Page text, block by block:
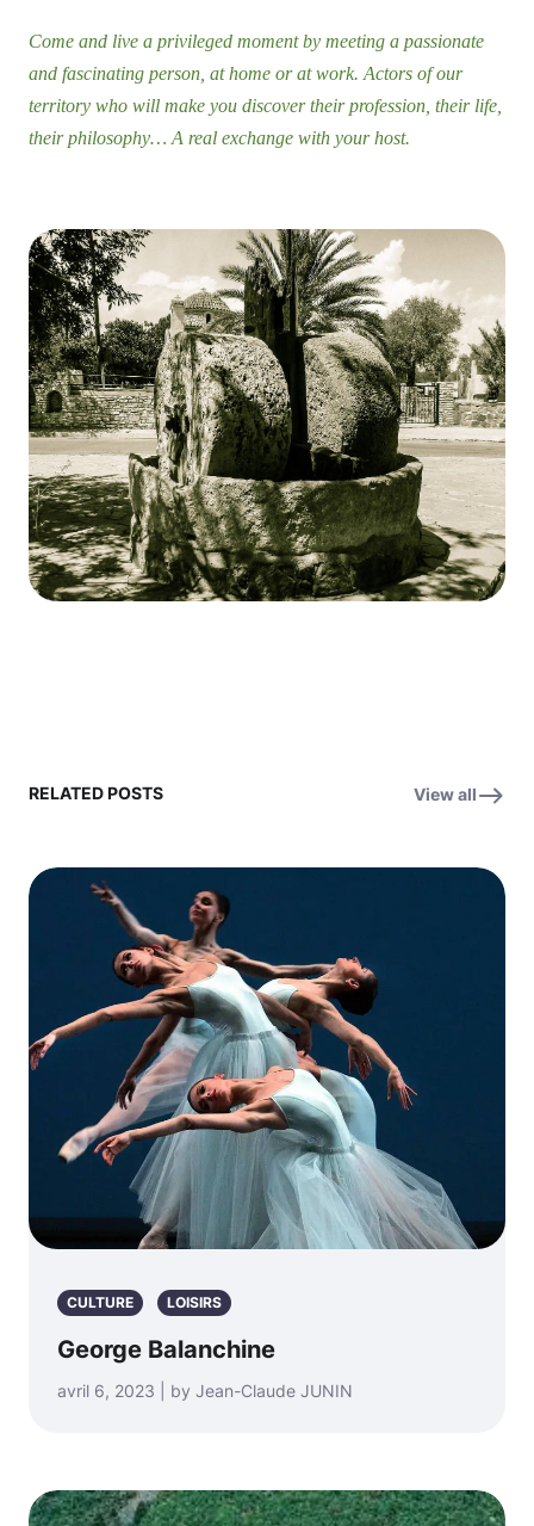
Come and live a privileged moment by meeting a passionate
and fascinating person, at home or at work. Actors of our
territory who will make you discover their profession, their life,
their philosophy… A real exchange with your host.
RELATED POSTS View all
CULTURE LOISIRS
George Balanchine
avril 6, 2023 | by Jean-Claude JUNIN